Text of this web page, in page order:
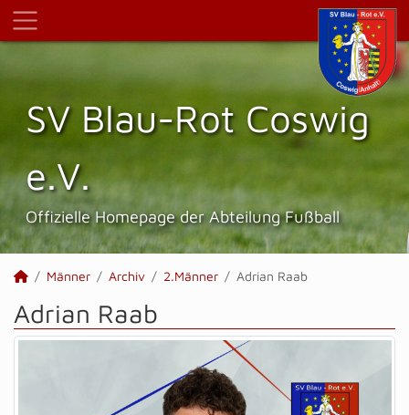
SV Blau-Rot Coswig
e.V.
Offizielle Homepage der Abteilung Fußball
Männer Archiv 2.Männer Adrian Raab
Adrian Raab